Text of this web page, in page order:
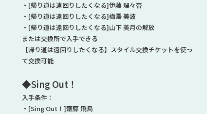
・[帰り道は遠回りしたくなる]伊藤 理々杏
・[帰り道は遠回りしたくなる]梅澤 美波
・[帰り道は遠回りしたくなる]山下 美月の解放
または交換所で入手できる
【帰り道は遠回りしたくなる】スタイル交換チケットを使っ
て交換可能
◆Sing Out！
入手条件：
・[Sing Out！]齋藤 飛鳥